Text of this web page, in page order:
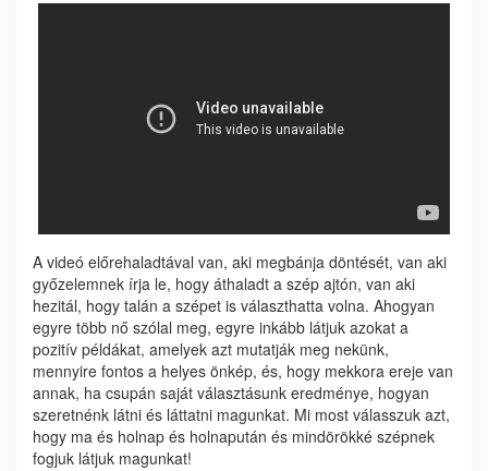
A videó előrehaladtával van, aki megbánja döntését, van aki
győzelemnek írja le, hogy áthaladt a szép ajtón, van aki
hezitál, hogy talán a szépet is választhatta volna. Ahogyan
egyre több nő szólal meg, egyre inkább látjuk azokat a
pozitív példákat, amelyek azt mutatják meg nekünk,
mennyire fontos a helyes önkép, és, hogy mekkora ereje van
annak, ha csupán saját választásunk eredménye, hogyan
szeretnénk látni és láttatni magunkat. Mi most válasszuk azt,
hogy ma és holnap és holnapután és mindörökké szépnek
fogjuk látjuk magunkat!